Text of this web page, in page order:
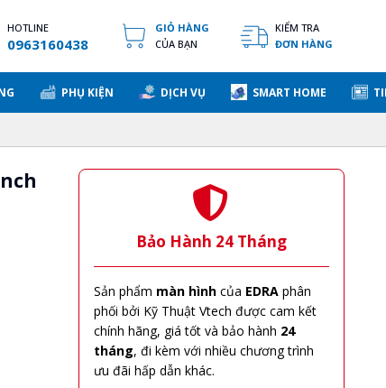
HOTLINE
0963160438
GIỎ HÀNG
CỦA BẠN
KIỂM TRA
ĐƠN HÀNG
PHỤ KIỆN DỊCH VỤ SMART HOME
Bảo Hành 24 Tháng
Sản phẩm màn hình của EDRA phân
phối bởi Kỹ Thuật Vtech được cam kết
chính hãng, giá tốt và bảo hành 24
tháng, đi kèm với nhiều chương trình
ưu đãi hấp dẫn khác.